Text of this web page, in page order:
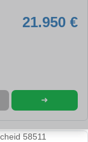
21.950 €
➜